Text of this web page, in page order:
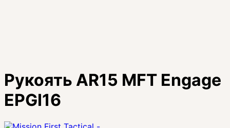
Рукоять AR15 MFT Engage
EPGI16